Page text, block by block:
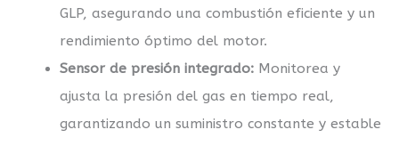
GLP, asegurando una combustión eficiente y un
rendimiento óptimo del motor.
Sensor de presión integrado:Monitorea y
ajusta la presión del gas en tiempo real,
garantizando un suministro constante y estable